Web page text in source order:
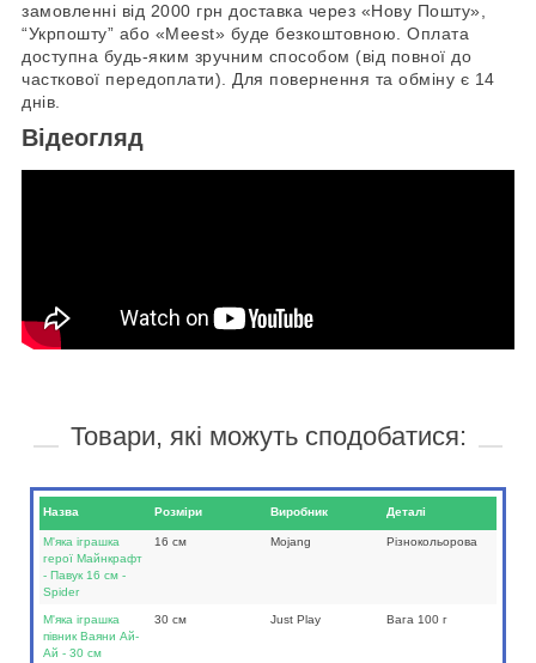
замовленні від 2000 грн доставка через «Нову Пошту»,
“Укрпошту” або «Meest» буде безкоштовною. Оплата
доступна будь-яким зручним способом (від повної до
часткової передоплати). Для повернення та обміну є 14
днів.
Відеогляд
Товари, які можуть сподобатися:
Назва Розміри Виробник Деталі
М'яка іграшка
герої Майнкрафт
- Павук 16 см -
Spider
16 см Mojang Різнокольорова
М'яка іграшка
півник Ваяни Ай-
Ай - 30 см
30 см Just Play Вага 100 г